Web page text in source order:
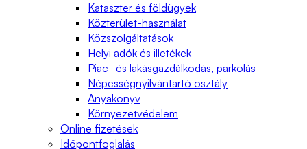
Kataszter és földügyek
Közterület-használat
Közszolgáltatások
Helyi adók és illetékek
Piac- és lakásgazdálkodás, parkolás
Népességnyilvántartó osztály
Anyakönyv
Környezetvédelem
Online fizetések
Időpontfoglalás